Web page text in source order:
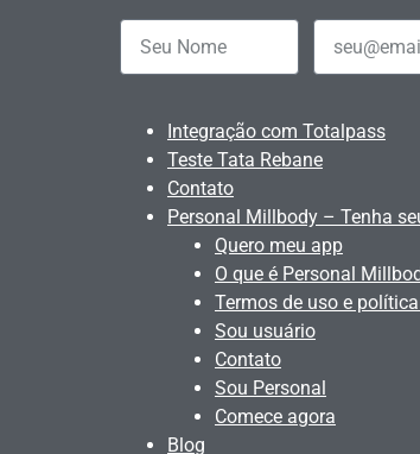
Integração com Totalpass
Teste Tata Rebane
Contato
Personal Millbody – Tenha
Quero meu app
O que é Personal
Termos de uso e
Sou usuário
Contato
Sou Personal
Comece agora
Blog